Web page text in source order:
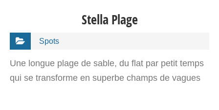
Stella Plage
Spots
Une longue plage de sable, du flat par petit temps
qui se transforme en superbe champs de vagues